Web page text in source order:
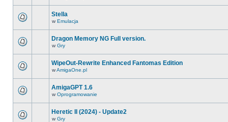
Stella
w Emulacja
Dragon Memory NG Full version.
w Gry
WipeOut-Rewrite Enhanced Fantomas Edition
wAmigaOne.pl
AmigaGPT 1.6
w Oprogramowanie
Heretic II (2024) - Update2
w Gry